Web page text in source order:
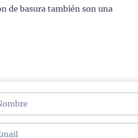
de basura también son una